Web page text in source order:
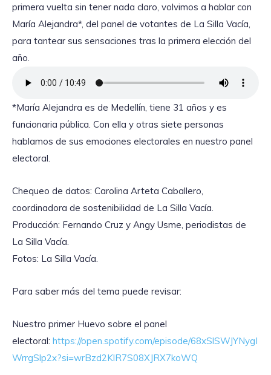
primera vuelta sin tener nada claro, volvimos a hablar con
María Alejandra*, del panel de votantes de La Silla Vacía,
para tantear sus sensaciones tras la primera elección del
año.
*María Alejandra es de Medellín, tiene 31 años y es
funcionaria pública. Con ella y otras siete personas
hablamos de sus emociones electorales en nuestro panel
electoral.
Chequeo de datos: Carolina Arteta Caballero,
coordinadora de sostenibilidad de La Silla Vacía.
Producción: Fernando Cruz y Angy Usme, periodistas de
La Silla Vacía.
Fotos: La Silla Vacía.
Para saber más del tema puede revisar:
Nuestro primer Huevo sobre el panel
electoral: https://open.spotify.com/episode/68xSlSWJYNygI
WrrgSlp2x?si=wrBzd2KlR7S08XJRX7koWQ